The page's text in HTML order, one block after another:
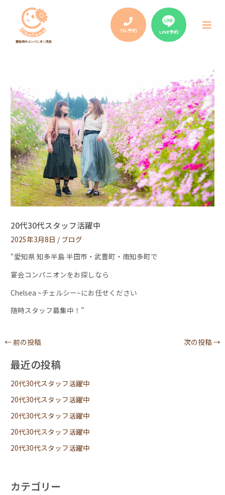
愛知県内コンパニオン請負
TEL予約 LINE予約
メ
ニ
20代30代スタッフ活躍中
2025年3月8日 / ブログ
“愛知県 知多半島 半田市・武豊町・南知多町で
宴会コンパニオンをお探しなら
Chelsea ~チェルシー~にお任せください
随時スタッフ募集中！”
navigation
←前の投稿 次の投稿 →
最近の投稿
20代30代スタッフ活躍中
20代30代スタッフ活躍中
20代30代スタッフ活躍中
20代30代スタッフ活躍中
20代30代スタッフ活躍中
カテゴリー